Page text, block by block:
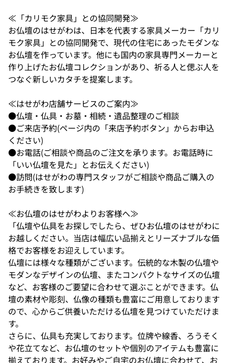
≪「カリモク家具」との協同開発≫
お仏壇のはせがわは、日本を代表する家具メーカー「カリ
モク家具」との協同開発で、現代の住宅にあったモダンな
お仏壇を作っています。他にも国内の家具専門メーカーと
作り上げたお仏壇コレクションがあり、祈る人と偲ぶ人を
つなぐ新しいカタチを提案します。
≪はせがわ店舗サービスのご案内≫
●仏壇・仏具・お墓・相続・遺品整理のご相談
●ご来店予約(ページ内の「来店予約ボタン」からお申込
ください)
●お電話(ご相談や商品のご注文を承ります。お電話時に
「いい仏壇を見た」とお伝えください)
●訪問(はせがわの専門スタッフがご相談や商品ご購入の
お手続きを致します)
≪お仏壇のはせがわよりお客様へ≫
「仏壇や仏具をお探しでしたら、ぜひお仏壇のはせがわに
お越しください。当店は幅広い品揃えとリーズナブルな価
格でお客様をお迎えしています。
仏壇には様々な種類がございます。伝統的な木製の仏壇や
モダンなデザインの仏壇、またコンパクトなサイズの仏壇
など、お客様のご要望に合わせて選ぶことができます。仏
壇の素材や彫刻、仏像の種類も豊富にご用意しております
ので、心からご供養いただける仏壇を見つけていただけま
す。
さらに、仏具も充実しております。位牌や線香、ろうそく
や花立てなど、お仏壇のセットや個別のアイテムも豊富に
揃えております。お好みやご自宅のお仏壇に合わせて、お